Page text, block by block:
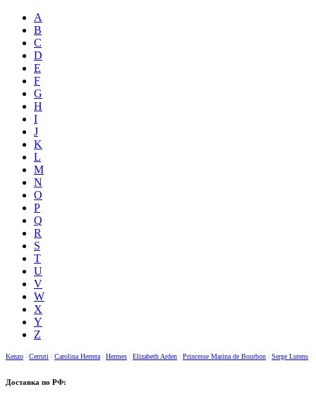
A
B
C
D
E
F
G
H
I
J
K
L
M
N
O
P
Q
R
S
T
U
V
W
X
Y
Z
Kenzo Cerruti Carolina Herrera Hermes Elizabeth Arden Princesse Marina de Bourbon Serge Lutens
Доставка по РФ: